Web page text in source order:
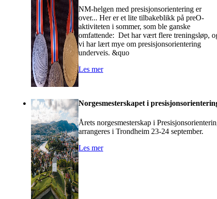
NM-helgen med presisjonsorientering er
over... Her er et lite tilbakeblikk på preO-
aktiviteten i sommer, som ble ganske
omfattende: Det har vært flere treningsløp,
vi har lært mye om presisjonsorientering
underveis. &quo
Les mer
Norgesmesterskapet i
Årets norgesmesterskap i
arrangeres i Trondheim 23-24 september.
Les mer